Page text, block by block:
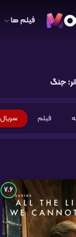
فیلم ها
جنگ
فیلم سریال
7.6